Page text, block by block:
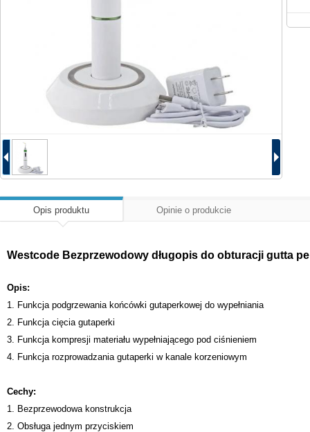
Opis produktu Opinie o produkcie
Westcode Bezprzewodowy długopis do obturacji gutta
Opis:
1. Funkcja podgrzewania końcówki gutaperkowej do wypełniania
2. Funkcja cięcia gutaperki
3. Funkcja kompresji materiału wypełniającego pod ciśnieniem
4. Funkcja rozprowadzania gutaperki w kanale korzeniowym
Cechy:
1. Bezprzewodowa konstrukcja
2. Obsługa jednym przyciskiem